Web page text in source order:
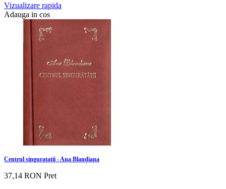
Vizualizare rapida
Adauga in cos
Centrul singuratatii - Ana Blandiana
37,14 RON Pret